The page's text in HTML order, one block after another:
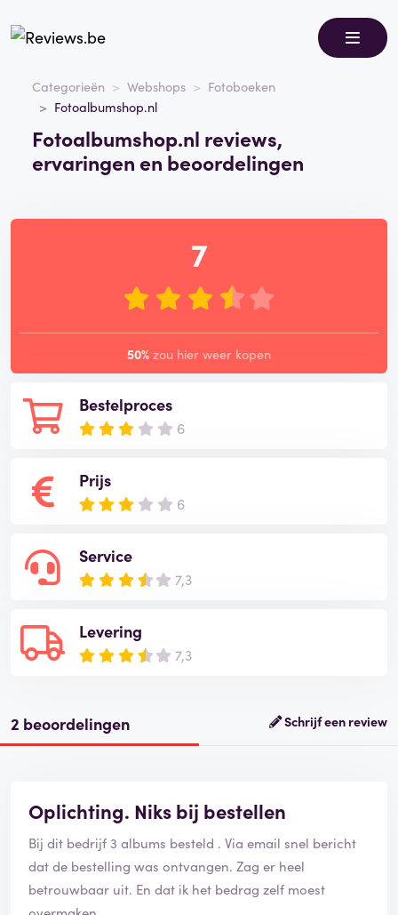
Categorieën Webshops
Fotoboeken
Fotoalbumshop.nl
Fotoalbumshop.nl reviews,
ervaringen en beoordelingen
Bestelproces
6
Prijs
6
Service
7,3
Levering
7,3
7
50% zou hier weer kopen
2 beoordelingen Schrijf een review
Oplichting. Niks bij bestellen
Bij dit bedrijf 3 albums besteld . Via email snel bericht
dat de bestelling was ontvangen. Zag er heel
betrouwbaar uit. En dat ik het bedrag zelf moest